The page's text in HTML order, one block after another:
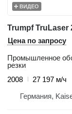
ВИДЕО
Trumpf TruLaser
Цена по запросу
Промышленное
резки
2008
27 197 м/ч
Германия,